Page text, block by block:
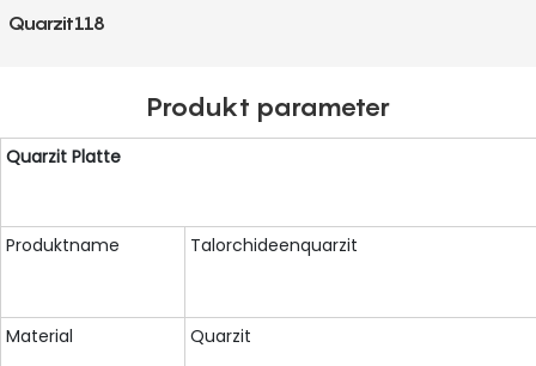
Quarzit118
Produkt parameter
Quarzit Platte
Produktname Talorchideenquarzit
Material Quarzit